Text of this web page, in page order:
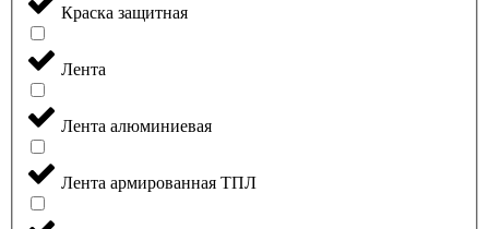
Краска защитная
Лента
Лента алюминиевая
Лента армированная ТПЛ